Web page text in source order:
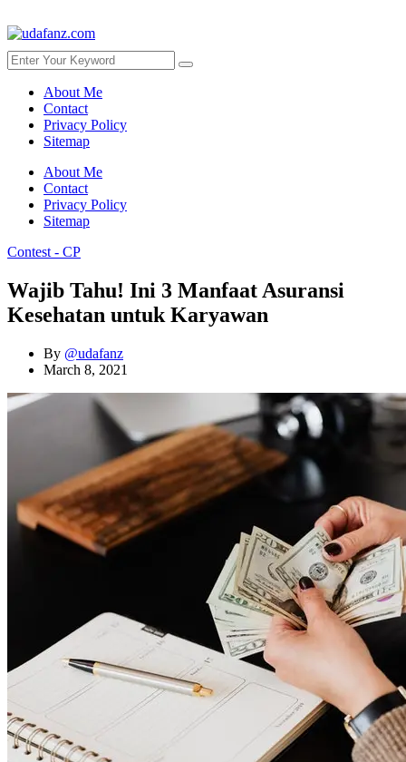
About Me
Contact
Privacy Policy
Sitemap
About Me
Contact
Privacy Policy
Sitemap
Contest - CP
Wajib Tahu! Ini 3 Manfaat Asuransi
Kesehatan untuk Karyawan
By @udafanz
March 8, 2021